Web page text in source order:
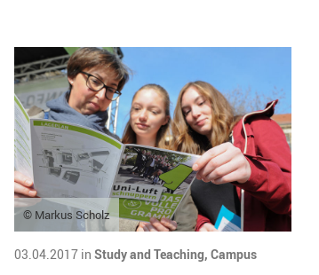
© Markus Scholz
03.04.2017 in Study and Teaching, Campus